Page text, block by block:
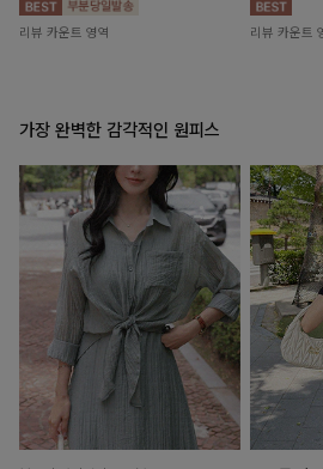
리뷰 카운트 영역 리뷰 카운트
가장 완벽한 감각적인 원피스